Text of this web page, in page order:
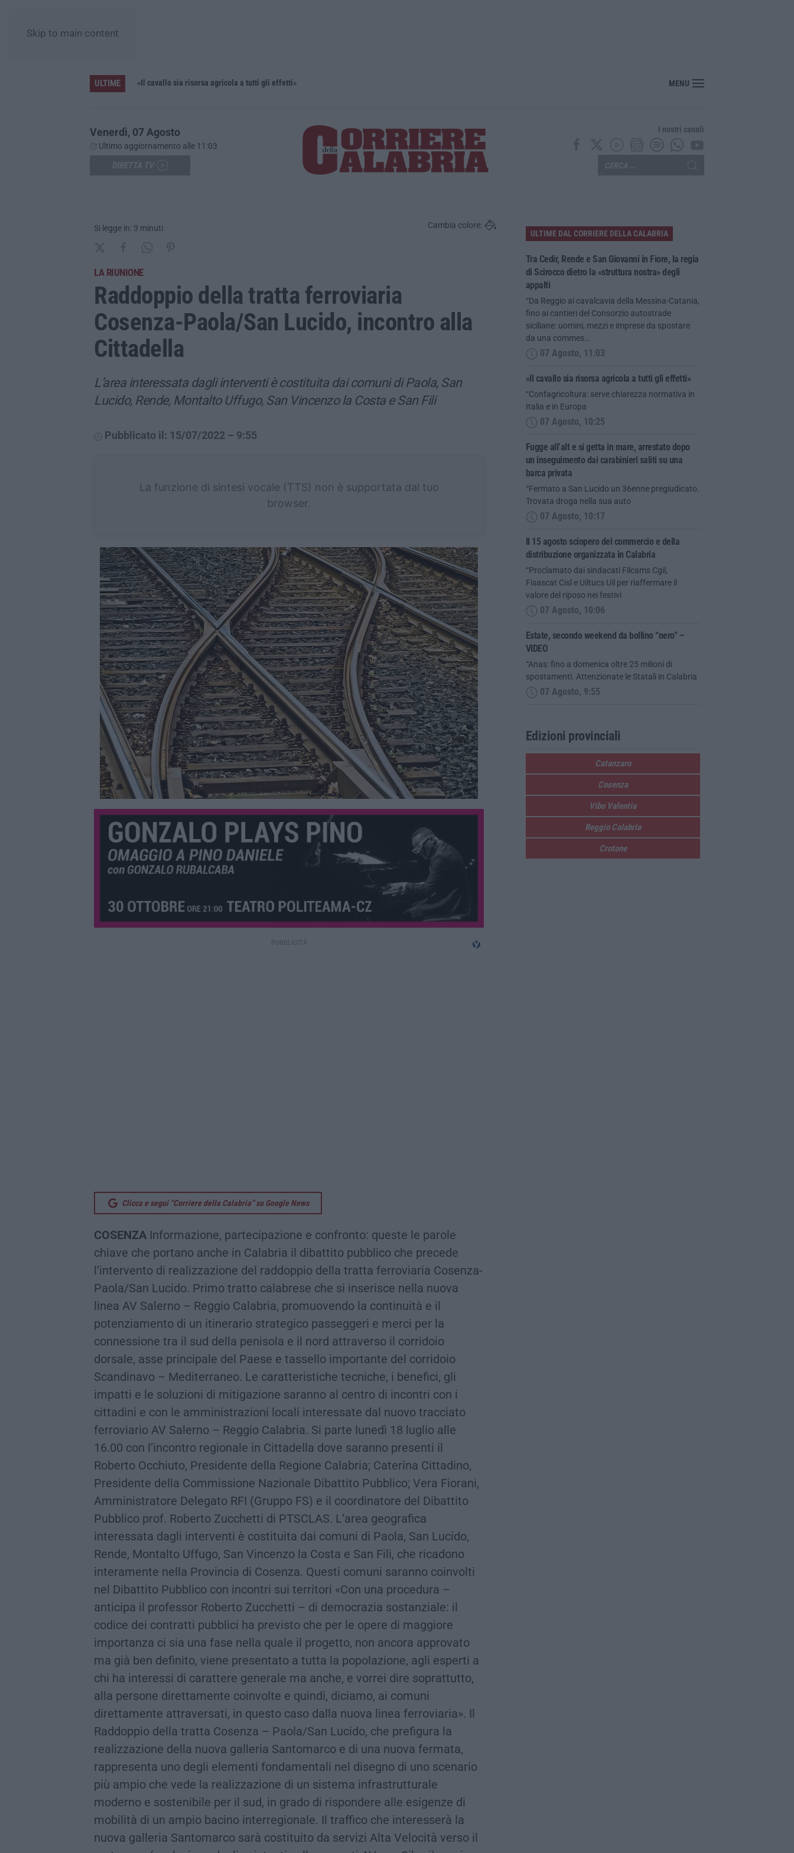
Skip to main content
ULTIME
Tra Cedir, Rende e San Giovanni in Fiore, la regia di Scirocco dietro la «struttura nostra» degli appalti «Il cavallo sia risorsa agricola a tutti gli effetti» MENU
Venerdì, 07 Agosto
Ultimo aggiornamento alle 11:03
I nostri canali
Si legge in: 3 minuti Cambia colore:
LA RIUNIONE
Raddoppio della tratta ferroviaria
Cosenza-Paola/San Lucido, incontro alla
Cittadella
L’area interessata dagli interventi è costituita dai comuni di Paola, San
Lucido, Rende, Montalto Uffugo, San Vincenzo la Costa e San Fili
Pubblicato il: 15/07/2022 – 9:55
La funzione di sintesi vocale (TTS) non è supportata dal tuo
browser.
Clicca e segui “Corriere della Calabria” su Google News
COSENZA Informazione, partecipazione e confronto: queste le parole
chiave che portano anche in Calabria il dibattito pubblico che precede
l’intervento di realizzazione del raddoppio della tratta ferroviaria Cosenza-
Paola/San Lucido. Primo tratto calabrese che si inserisce nella nuova
linea AV Salerno – Reggio Calabria, promuovendo la continuità e il
potenziamento di un itinerario strategico passeggeri e merci per la
connessione tra il sud della penisola e il nord attraverso il corridoio
dorsale, asse principale del Paese e tassello importante del corridoio
Scandinavo – Mediterraneo. Le caratteristiche tecniche, i benefici, gli
impatti e le soluzioni di mitigazione saranno al centro di incontri con i
cittadini e con le amministrazioni locali interessate dal nuovo tracciato
ferroviario AV Salerno – Reggio Calabria. Si parte lunedì 18 luglio alle
16.00 con l’incontro regionale in Cittadella dove saranno presenti il
Roberto Occhiuto, Presidente della Regione Calabria; Caterina Cittadino,
Presidente della Commissione Nazionale Dibattito Pubblico; Vera Fiorani,
Amministratore Delegato RFI (Gruppo FS) e il coordinatore del Dibattito
Pubblico prof. Roberto Zucchetti di PTSCLAS. L’area geografica
interessata dagli interventi è costituita dai comuni di Paola, San Lucido,
Rende, Montalto Uffugo, San Vincenzo la Costa e San Fili, che ricadono
interamente nella Provincia di Cosenza. Questi comuni saranno coinvolti
nel Dibattito Pubblico con incontri sui territori «Con una procedura –
anticipa il professor Roberto Zucchetti – di democrazia sostanziale: il
codice dei contratti pubblici ha previsto che per le opere di maggiore
importanza ci sia una fase nella quale il progetto, non ancora approvato
ma già ben definito, viene presentato a tutta la popolazione, agli esperti a
chi ha interessi di carattere generale ma anche, e vorrei dire soprattutto,
alla persone direttamente coinvolte e quindi, diciamo, ai comuni
direttamente attraversati, in questo caso dalla nuova linea ferroviaria». Il
Raddoppio della tratta Cosenza – Paola/San Lucido, che prefigura la
realizzazione della nuova galleria Santomarco e di una nuova fermata,
rappresenta uno degli elementi fondamentali nel disegno di uno scenario
più ampio che vede la realizzazione di un sistema infrastrutturale
moderno e sostenibile per il sud, in grado di rispondere alle esigenze di
mobilità di un ampio bacino interregionale. Il traffico che interesserà la
nuova galleria Santomarco sarà costituito da servizi Alta Velocità verso il
ULTIME DAL CORRIERE DELLA CALABRIA
Tra Cedir, Rende e San Giovanni in Fiore, la regia
di Scirocco dietro la «struttura nostra» degli
appalti
“Da Reggio ai cavalcavia della Messina-Catania,
fino ai cantieri del Consorzio autostrade
siciliane: uomini, mezzi e imprese da spostare
da una commes…
07 Agosto, 11:03
«Il cavallo sia risorsa agricola a tutti gli effetti»
“Confagricoltura: serve chiarezza normativa in
Italia e in Europa
07 Agosto, 10:25
Fugge all’alt e si getta in mare, arrestato dopo
un inseguimento dai carabinieri saliti su una
barca privata
“Fermato a San Lucido un 36enne pregiudicato.
Trovata droga nella sua auto
07 Agosto, 10:17
Il 15 agosto sciopero del commercio e della
distribuzione organizzata in Calabria
“Proclamato dai sindacati Filcams Cgil,
Fisascat Cisl e Uiltucs Uil per riaffermare il
valore del riposo nei festivi
07 Agosto, 10:06
Estate, secondo weekend da bollino “nero” –
VIDEO
“Anas: fino a domenica oltre 25 milioni di
spostamenti. Attenzionate le Statali in Calabria
07 Agosto, 9:55
Edizioni provinciali
Catanzaro
Cosenza
Vibo Valentia
Reggio Calabria
Crotone